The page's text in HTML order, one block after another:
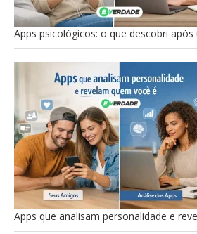
Apps psicológicos: o que descobri
Apps que analisam personalidade e